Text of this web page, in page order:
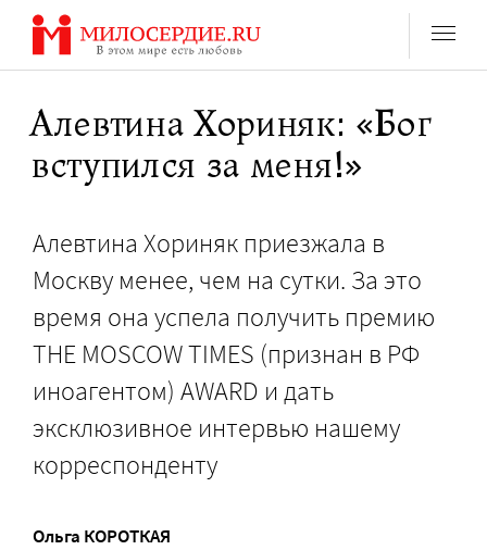
Перейти
содержанию
Алевтина Хориняк: «Бог
вступился за меня!»
Алевтина Хориняк приезжала в
Москву менее, чем на сутки. За это
время она успела получить премию
THE MOSCOW TIMES (признан в РФ
иноагентом) AWARD и дать
эксклюзивное интервью нашему
корреспонденту
Ольга КОРОТКАЯ